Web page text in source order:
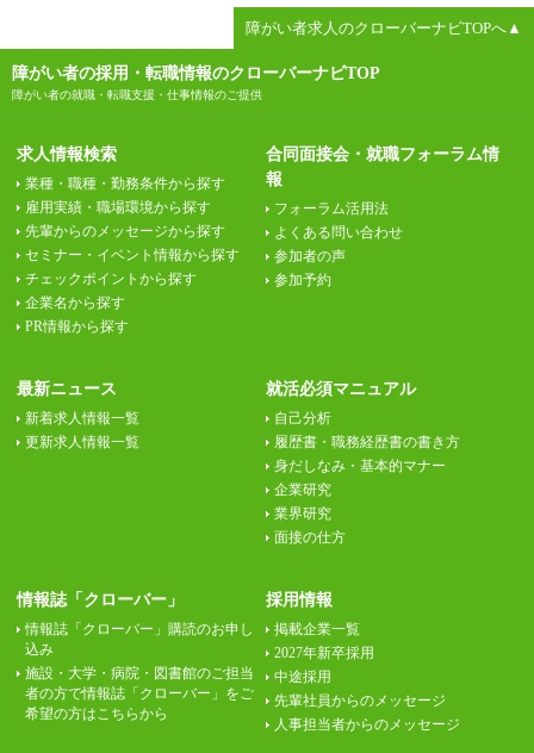
障がい者求人のクローバーナビTOPへ▲
障がい者の採用・転職情報のクローバーナビTOP
障がい者の就職・転職支援・仕事情報のご提供
求人情報検索
業種・職種・勤務条件から探す
雇用実績・職場環境から探す
先輩からのメッセージから探す
セミナー・イベント情報から探す
チェックポイントから探す
企業名から探す
PR情報から探す
合同面接会・就職フォーラム情
報
フォーラム活用法
よくある問い合わせ
参加者の声
参加予約
最新ニュース
新着求人情報一覧
更新求人情報一覧
就活必須マニュアル
自己分析
履歴書・職務経歴書の書き方
身だしなみ・基本的マナー
企業研究
業界研究
面接の仕方
情報誌「クローバー」
情報誌「クローバー」購読のお申し
込み
施設・大学・病院・図書館のご担当
者の方で情報誌「クローバー」をご
希望の方はこちらから
採用情報
掲載企業一覧
2027年新卒採用
中途採用
先輩社員からのメッセージ
人事担当者からのメッセージ